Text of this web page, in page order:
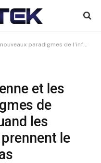
les réseaux sociaux prennent le pas sur les médias traditionnels
et les
de
les
le